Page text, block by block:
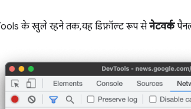
के खुले रहने तक, यह डिफ़ॉल्ट रूप सेनेटवर्कपैनल